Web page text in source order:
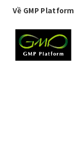
Về GMP Platform